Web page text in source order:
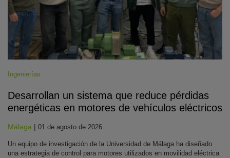
Ingenierías
Desarrollan un sistema que reduce pérdidas
energéticas en motores de vehículos eléctricos
Málaga | 01 de agosto de 2026
Un equipo de investigación de la Universidad de Málaga ha diseñado
una estrategia de control para motores utilizados en movilidad eléctrica